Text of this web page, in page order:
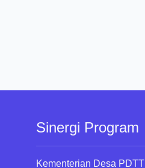
Sinergi Program
Kementerian Desa PDTT